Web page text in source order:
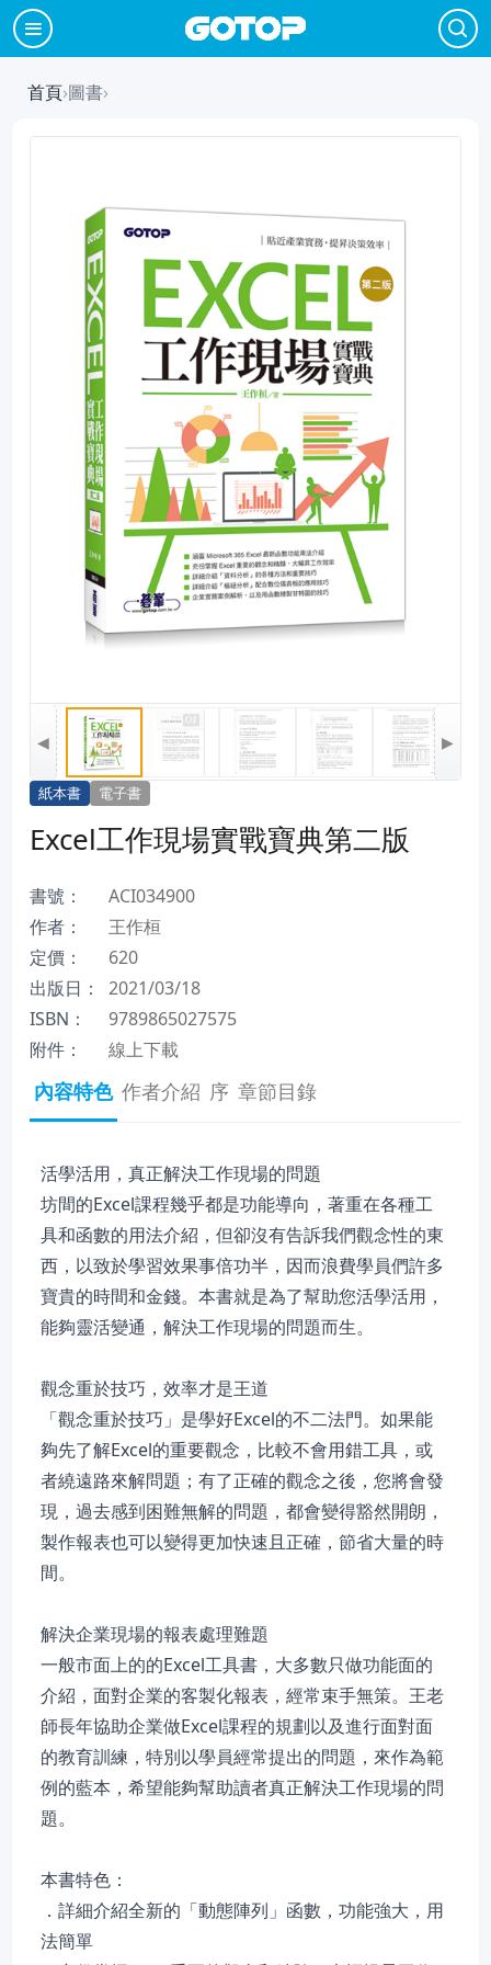
首頁›圖書›
◀ ▶
紙本書 電子書
Excel工作現場實戰寶典第二版
書號：
ACI034900
作者：
王作桓
定價：
620
出版日：
2021/03/18
ISBN：
9789865027575
附件：
線上下載
內容特色 作者介紹 序 章節目錄
活學活用，真正解決工作現場的問題
坊間的Excel課程幾乎都是功能導向，著重在各種工
具和函數的用法介紹，但卻沒有告訴我們觀念性的東
西，以致於學習效果事倍功半，因而浪費學員們許多
寶貴的時間和金錢。本書就是為了幫助您活學活用，
能夠靈活變通，解決工作現場的問題而生。
觀念重於技巧，效率才是王道
「觀念重於技巧」是學好Excel的不二法門。如果能
夠先了解Excel的重要觀念，比較不會用錯工具，或
者繞遠路來解問題；有了正確的觀念之後，您將會發
現，過去感到困難無解的問題，都會變得豁然開朗，
製作報表也可以變得更加快速且正確，節省大量的時
間。
解決企業現場的報表處理難題
一般市面上的的Excel工具書，大多數只做功能面的
介紹，面對企業的客製化報表，經常束手無策。王老
師長年協助企業做Excel課程的規劃以及進行面對面
的教育訓練，特別以學員經常提出的問題，來作為範
例的藍本，希望能夠幫助讀者真正解決工作現場的問
題。
本書特色：
．詳細介紹全新的「動態陣列」函數，功能強大，用
法簡單